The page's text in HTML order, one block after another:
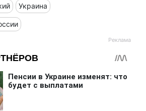
Украина